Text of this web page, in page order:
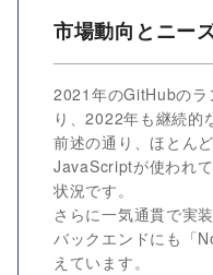
市場動向とニー
2021年のGitHubのラ
り、2022年も継続的
前述の通り、ほとん
JavaScriptが使われ
状況です。
さらに一気通貫で実
バックエンドにも「
えています。